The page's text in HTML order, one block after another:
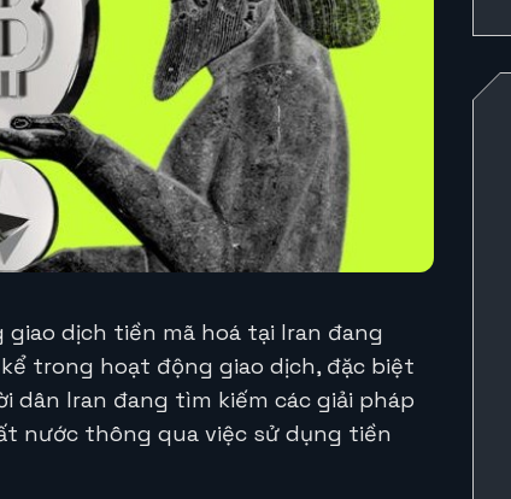
giao dịch tiền mã hoá tại Iran đang
trong hoạt động giao dịch, đặc biệt
Iran đang tìm kiếm các giải pháp
nước thông qua việc sử dụng tiền